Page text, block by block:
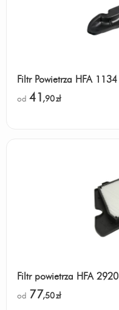
Filtr Powietrza HFA 1134
od 41 ,90zł
Filtr powietrza HFA 2920
od 77,50zł